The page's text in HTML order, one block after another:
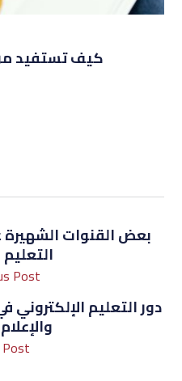
كيف تستفيد من
بعض القنوات
Post
دور التعليم الإلكتروني